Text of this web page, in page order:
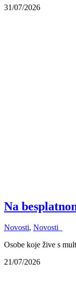
31/07/2026
Na
Novosti, Novosti_
Osobe koje žive s
21/07/2026